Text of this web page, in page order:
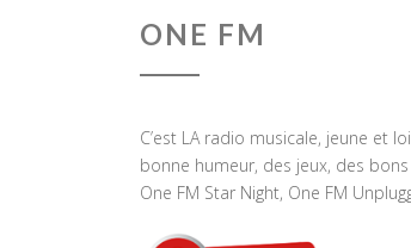
ONE FM
C’est LA radio musicale, jeune et
bonne humeur, des jeux, des
One FM Star Night, One FM